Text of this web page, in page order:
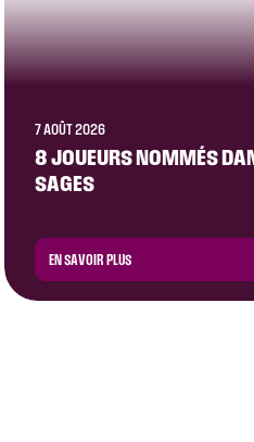
7 AOÛT 2026
8 JOUEURS NOMMÉS
SAGES
EN SAVOIR PLUS